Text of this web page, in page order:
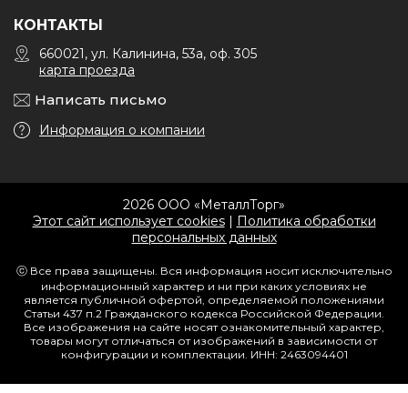
КОНТАКТЫ
660021, ул. Калинина, 53а, оф. 305
карта проезда
Написать письмо
Информация о компании
2026 ООО «МеталлТорг»
Этот сайт использует cookies| Политика обработки
персональных данных
ⓒ Все права защищены. Вся информация носит исключительно
информационный характер и ни при каких условиях не
является публичной офертой, определяемой положениями
Статьи 437 п.2 Гражданского кодекса Российской Федерации.
Все изображения на сайте носят ознакомительный характер,
товары могут отличаться от изображений в зависимости от
конфигурации и комплектации. ИНН: 2463094401